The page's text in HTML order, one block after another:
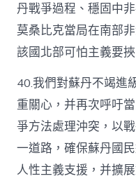
丹戰爭過程、穩固中
莫桑比克當局在南部
該國北部可怕主義要挾
40.我們對蘇丹不竭進
重關心，并再次呼吁
爭方法處理沖突，以
一道路，確保蘇丹國
人性主義支援，并擴